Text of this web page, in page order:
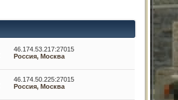
46.174.53.217:27015
Россия, Москва
46.174.50.225:27015
Россия, Москва